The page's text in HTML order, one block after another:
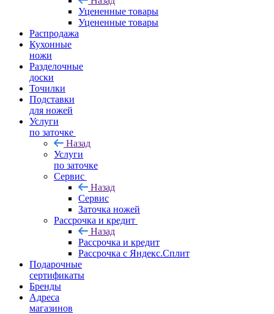
Уцененные товары
Уцененные товары
Распродажа
Кухонные
ножи
Разделочные
доски
Точилки
Подставки
для ножей
Услуги
по заточке
Назад
Услуги
по заточке
Сервис
Назад
Сервис
Заточка ножей
Рассрочка и кредит
Назад
Рассрочка и кредит
Рассрочка с Яндекс.Сплит
Подарочные
сертификаты
Бренды
Адреса
магазинов